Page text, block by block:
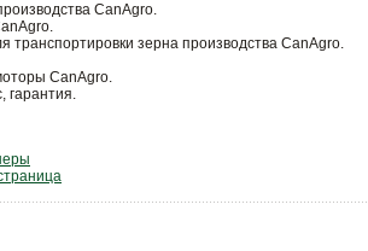
CanAgro.
транспортировки зерна производства CanAgro.
CanAgro.
гарантия.